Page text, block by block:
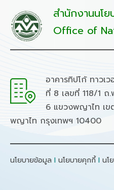
สำนักงานนโ
Office of
อาคารทิปโก้ ทาวเ
ที่ 8 เลขที่ 118/1 ถ.
6 แขวงพญาไท เข
พญาไท กรุงเทพฯ 10400
นโยบายข้อมูล I นโยบายคุกกี้ I นโ